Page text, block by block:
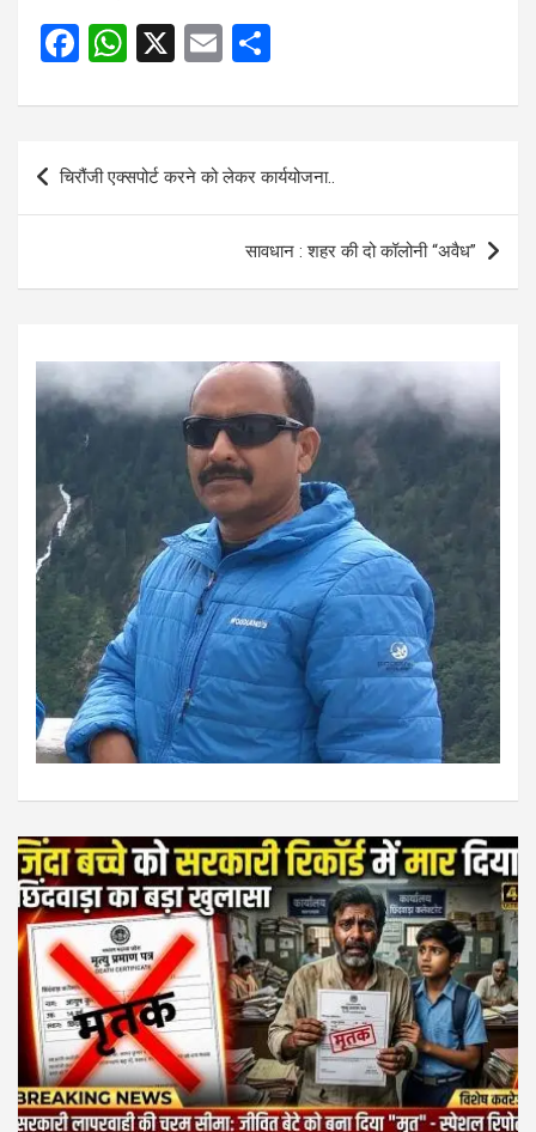
F
ce
b
o
W
at
s
A
X
E
ail ar
e
Post
navigation
चिरौंजी एक्सपोर्ट करने को लेकर कार्ययोजना..
सावधान : शहर की दो कॉलोनी “अवैध”